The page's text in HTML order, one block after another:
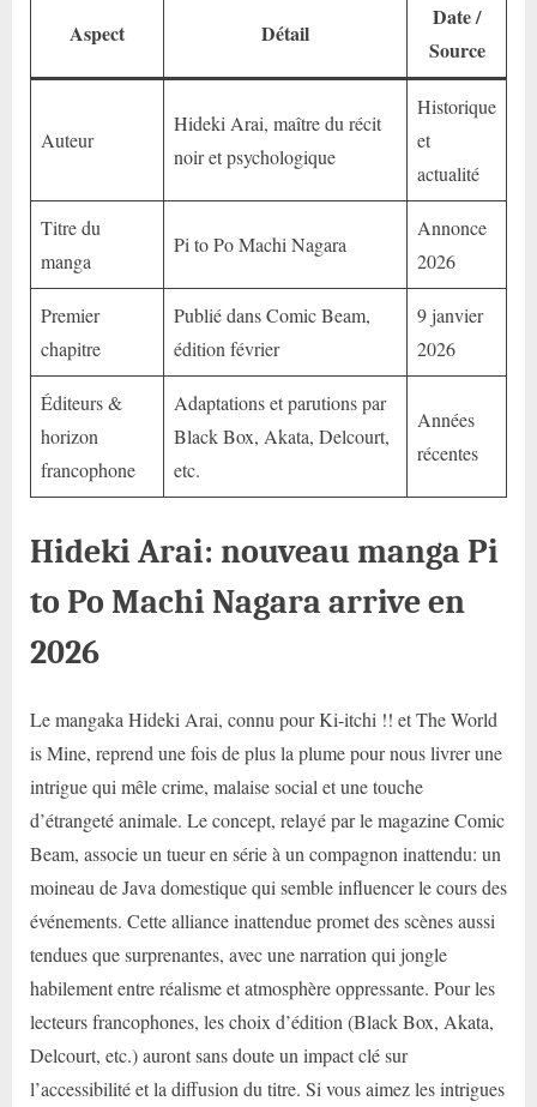
Aspect Détail
Date /
Source
Auteur
Hideki Arai, maître du récit
noir et psychologique
Historique
et
actualité
Titre du
manga
Pi to Po Machi Nagara
Annonce
2026
Premier
chapitre
Publié dans Comic Beam,
édition février
9 janvier
2026
Éditeurs &
horizon
francophone
Adaptations et parutions par
Black Box, Akata, Delcourt,
etc.
Années
récentes
Hideki Arai: nouveau manga Pi
to Po Machi Nagara arrive en
2026
Le mangaka Hideki Arai, connu pour Ki-itchi !! et The World
is Mine, reprend une fois de plus la plume pour nous livrer une
intrigue qui mêle crime, malaise social et une touche
d’étrangeté animale. Le concept, relayé par le magazine Comic
Beam, associe un tueur en série à un compagnon inattendu: un
moineau de Java domestique qui semble influencer le cours des
événements. Cette alliance inattendue promet des scènes aussi
tendues que surprenantes, avec une narration qui jongle
habilement entre réalisme et atmosphère oppressante. Pour les
lecteurs francophones, les choix d’édition (Black Box, Akata,
Delcourt, etc.) auront sans doute un impact clé sur
l’accessibilité et la diffusion du titre. Si vous aimez les intrigues